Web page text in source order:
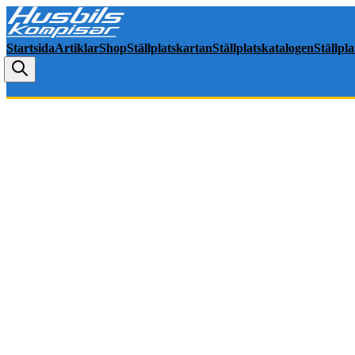
StartsidaArtiklarShopStällplatskartanStällplatskatalogen